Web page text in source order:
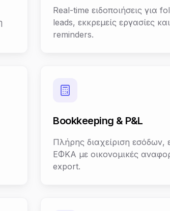
Real-time ειδοποιήσεις για
leads, εκκρεμείς εργασίες
reminders.
Bookkeeping & P&L
Πλήρης διαχείριση
ΕΦΚΑ με οικονομικές
export.